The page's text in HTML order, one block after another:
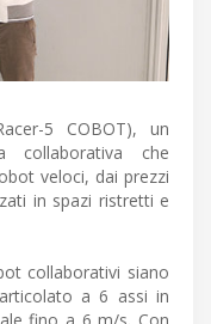
5 COBOT), un
collaborativa che
veloci, dai prezzi
in spazi ristretti e
collaborativi siano
a 6 assi in
fino a 6 m/s. Con